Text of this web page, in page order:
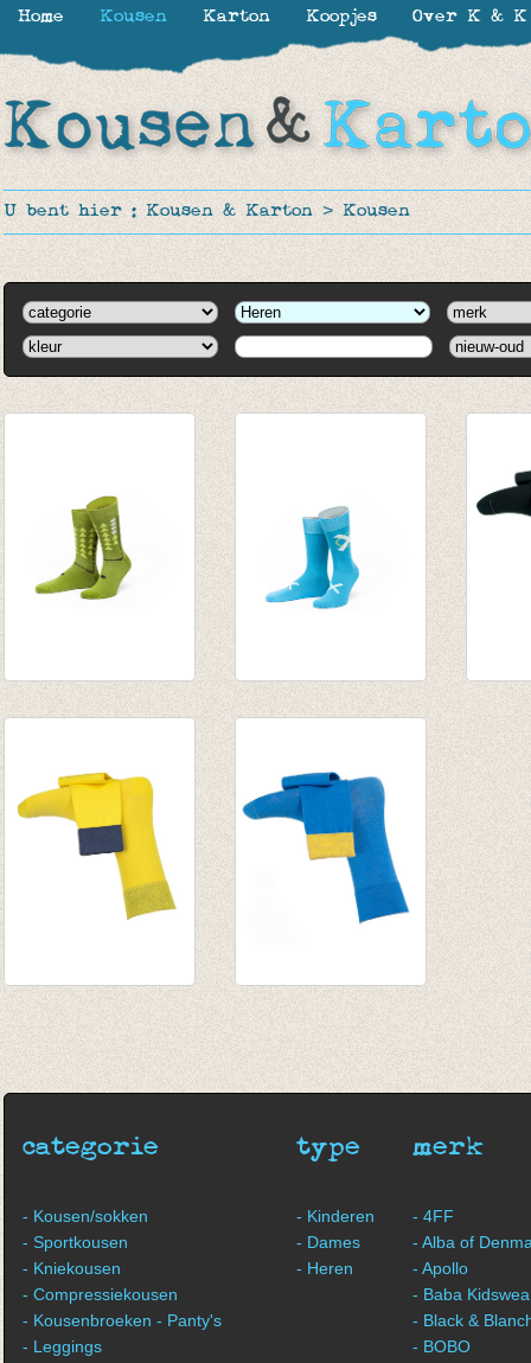
U bent hier : Kousen & Karton > Kousen
categorie
- Kousen/sokken
- Sportkousen
- Kniekousen
- Compressiekousen
- Kousenbroeken - Panty's
- Leggings
type
- Kinderen
- Dames
- Heren
merk
- 4FF
- Alba of
- Apollo
- Baba
- Black &
- BOBO
Home Kousen Karton Koopjes Over K & K